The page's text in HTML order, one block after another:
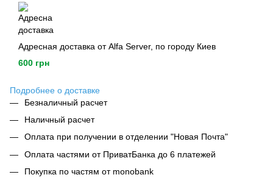
Адресная доставка от Alfa Server, по городу Киев
600 грн
Подробнее о доставке
Безналичный расчет
Наличный расчет
Оплата при получении в отделении "Новая Почта"
Оплата частями от ПриватБанка до 6 платежей
Покупка по частям от monobank